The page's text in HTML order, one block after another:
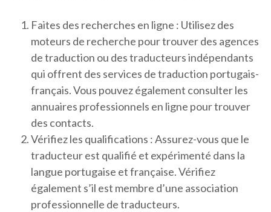
Faites des recherches en ligne : Utilisez des
moteurs de recherche pour trouver des agences
de traduction ou des traducteurs indépendants
qui offrent des services de traduction portugais-
français. Vous pouvez également consulter les
annuaires professionnels en ligne pour trouver
des contacts.
Vérifiez les qualifications : Assurez-vous que le
traducteur est qualifié et expérimenté dans la
langue portugaise et française. Vérifiez
également s’il est membre d’une association
professionnelle de traducteurs.